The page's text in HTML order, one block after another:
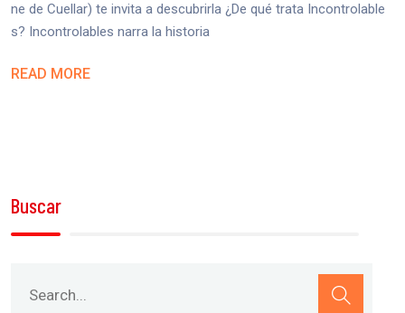
ne de Cuellar) te invita a descubrirla ¿De qué trata Incontrolable
s? Incontrolables narra la historia
READ MORE
Buscar